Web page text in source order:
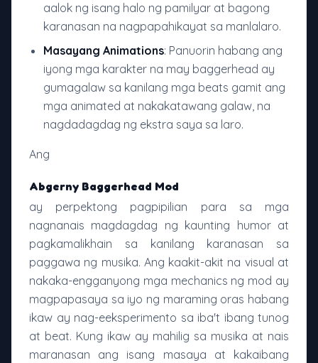
aalok ng isang halo ng pamilyar at bagong
karanasan na nagpapahikayat sa manlalaro.
Masayang Animations: Panuorin habang ang
iyong mga karakter na may baggerhead ay
gumagalaw sa kanilang mga beats gamit ang
mga animated at nakakatawang galaw, na
nagdadagdag ng ekstra saya sa laro.
Ang
Abgerny Baggerhead Mod
ay perpektong pagpipilian para sa mga
nagnanais magdagdag ng kaunting humor at
pagkamalikhain sa kanilang karanasan sa
paggawa ng musika. Ang kaakit-akit na visual at
nakaka-engganyong mga mechanics ng mod ay
magpapasaya sa iyo ng maraming oras habang
ikaw ay nag-eeksperimento sa iba't ibang tunog
at beat. Kung ikaw ay mahilig sa musika at nais
maranasan ang isang masaya at kakaibang